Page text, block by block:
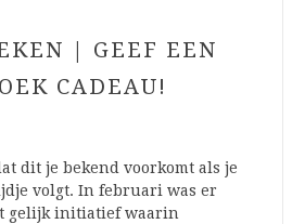
| GEEF EEN
CADEAU!
dit je bekend voorkomt als je
volgt. In februari was er
gelijk initiatief waarin